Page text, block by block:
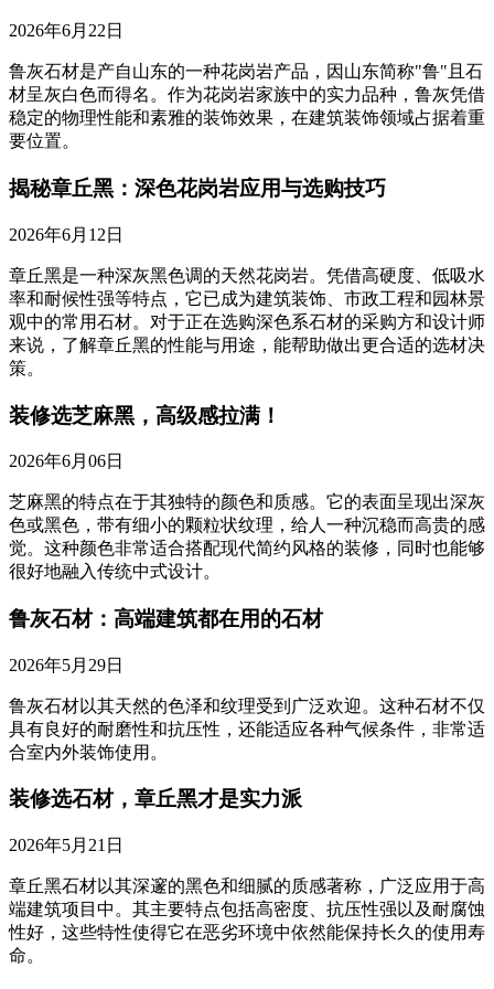
2026年6月22日
鲁灰石材是产自山东的一种花岗岩产品，因山东简称"鲁"且石
材呈灰白色而得名。作为花岗岩家族中的实力品种，鲁灰凭借
稳定的物理性能和素雅的装饰效果，在建筑装饰领域占据着重
要位置。
揭秘章丘黑：深色花岗岩应用与选购技巧
2026年6月12日
章丘黑是一种深灰黑色调的天然花岗岩。凭借高硬度、低吸水
率和耐候性强等特点，它已成为建筑装饰、市政工程和园林景
观中的常用石材。对于正在选购深色系石材的采购方和设计师
来说，了解章丘黑的性能与用途，能帮助做出更合适的选材决
策。
装修选芝麻黑，高级感拉满！
2026年6月06日
芝麻黑的特点在于其独特的颜色和质感。它的表面呈现出深灰
色或黑色，带有细小的颗粒状纹理，给人一种沉稳而高贵的感
觉。这种颜色非常适合搭配现代简约风格的装修，同时也能够
很好地融入传统中式设计。
鲁灰石材：高端建筑都在用的石材
2026年5月29日
鲁灰石材以其天然的色泽和纹理受到广泛欢迎。这种石材不仅
具有良好的耐磨性和抗压性，还能适应各种气候条件，非常适
合室内外装饰使用。
装修选石材，章丘黑才是实力派
2026年5月21日
章丘黑石材以其深邃的黑色和细腻的质感著称，广泛应用于高
端建筑项目中。其主要特点包括高密度、抗压性强以及耐腐蚀
性好，这些特性使得它在恶劣环境中依然能保持长久的使用寿
命。